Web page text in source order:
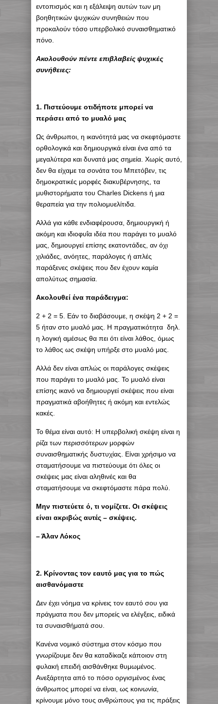
εντοπισμός και η εξάλειψη αυτών των μη
βοηθητικών ψυχικών συνηθειών που
προκαλούν τόσο υπερβολικό συναισθηματικό
πόνο.
Ακολουθούν πέντε επιβλαβείς ψυχικές
συνήθειες:
1. Πιστεύουμε οτιδήποτε μπορεί να
περάσει από το μυαλό μας
Ως άνθρωποι, η ικανότητά μας να σκεφτόμαστε
ορθολογικά και δημιουργικά είναι ένα από τα
μεγαλύτερα και δυνατά μας σημεία. Χωρίς αυτό,
δεν θα είχαμε τα σονάτα του Μπετόβεν, τις
δημοκρατικές μορφές διακυβέρνησης, τα
μυθιστορήματα του Charles Dickens ή μια
θεραπεία για την πολιομυελίτιδα.
Αλλά για κάθε ενδιαφέρουσα, δημιουργική ή
ακόμη και ιδιοφυΐα ιδέα που παράγει το μυαλό
μας, δημιουργεί επίσης εκατοντάδες, αν όχι
χιλιάδες, ανόητες, παράλογες ή απλές
παράξενες σκέψεις που δεν έχουν καμία
απολύτως σημασία.
Ακολουθεί ένα παράδειγμα:
2 + 2 = 5. Εάν το διαβάσουμε, η σκέψη 2 + 2 =
5 ήταν στο μυαλό μας. Η πραγματικότητα δηλ.
η λογική αμέσως θα πει ότι είναι λάθος, όμως
το λάθος ως σκέψη υπήρξε στο μυαλό μας.
Αλλά δεν είναι απλώς οι παράλογες σκέψεις
που παράγει το μυαλό μας. Το μυαλό είναι
επίσης ικανό να δημιουργεί σκέψεις που είναι
πραγματικά αβοήθητες ή ακόμη και εντελώς
κακές.
Το θέμα είναι αυτό: Η υπερβολική σκέψη είναι η
ρίζα των περισσότερων μορφών
συναισθηματικής δυστυχίας. Είναι χρήσιμο να
σταματήσουμε να πιστεύουμε ότι όλες οι
σκέψεις μας είναι αληθινές και θα
σταματήσουμε να σκεφτόμαστε πάρα πολύ.
Μην πιστεύετε ό, τι νομίζετε. Οι σκέψεις
είναι ακριβώς αυτές – σκέψεις.
– Άλαν Λόκος
2. Κρίνοντας τον εαυτό μας για το πώς
αισθανόμαστε
Δεν έχει νόημα να κρίνεις τον εαυτό σου για
πράγματα που δεν μπορείς να ελέγξεις, ειδικά
τα συναισθήματά σου.
Κανένα νομικό σύστημα στον κόσμο που
γνωρίζουμε δεν θα καταδίκαζε κάποιον στη
φυλακή επειδή αισθάνθηκε θυμωμένος.
Ανεξάρτητα από το πόσο οργισμένος ένας
άνθρωπος μπορεί να είναι, ως κοινωνία,
κρίνουμε μόνο τους ανθρώπους για τις πράξεις